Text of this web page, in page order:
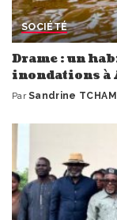
SOCIÉTÉ
Drame : un
inondations à
Publié
Par Sandrine